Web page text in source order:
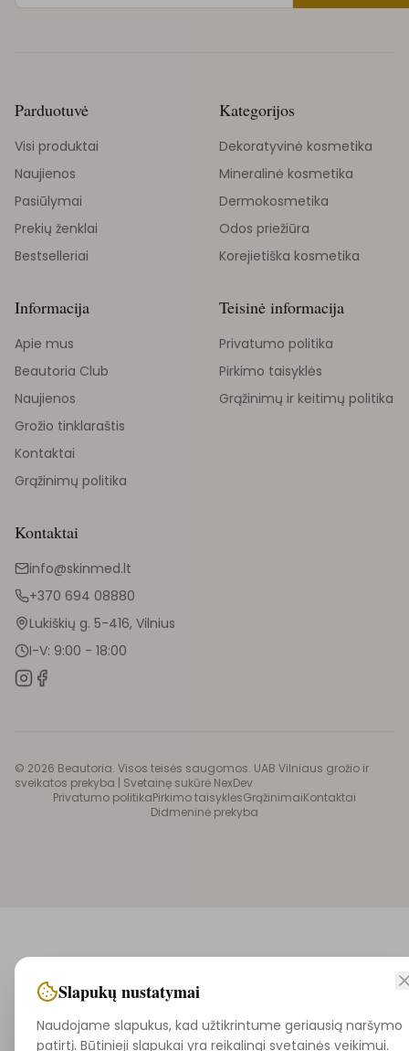
Parduotuvė
Visi produktai
Naujienos
Pasiūlymai
Prekių ženklai
Bestselleriai
Kategorijos
Dekoratyvinė kosmetika
Mineralinė kosmetika
Dermokosmetika
Odos priežiūra
Korejietiška kosmetika
Informacija
Apie mus
Beautoria Club
Naujienos
Grožio tinklaraštis
Kontaktai
Grąžinimų politika
Teisinė informacija
Privatumo politika
Pirkimo taisyklės
Grąžinimų ir keitimų politika
Kontaktai
info@skinmed.lt
+370 694 08880
Lukiškių g. 5-416, Vilnius
I-V: 9:00 - 18:00
© 2026 Beautoria. Visos teisės saugomos. UAB Vilniaus grožio ir
sveikatos prekyba | Svetainę sukūrė NexDev
Privatumo politikaPirkimo taisyklėsGrąžinimaiKontaktai
Didmeninė prekyba
Slapukų nustatymai
Naudojame slapukus, kad užtikrintume geriausią naršymo
patirtį. Būtinieji slapukai yra reikalingi svetainės veikimui.